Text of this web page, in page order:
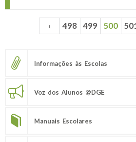
Páginas ‹ 498 499 500
Informações às Escolas
Voz dos Alunos @DGE
Manuais Escolares